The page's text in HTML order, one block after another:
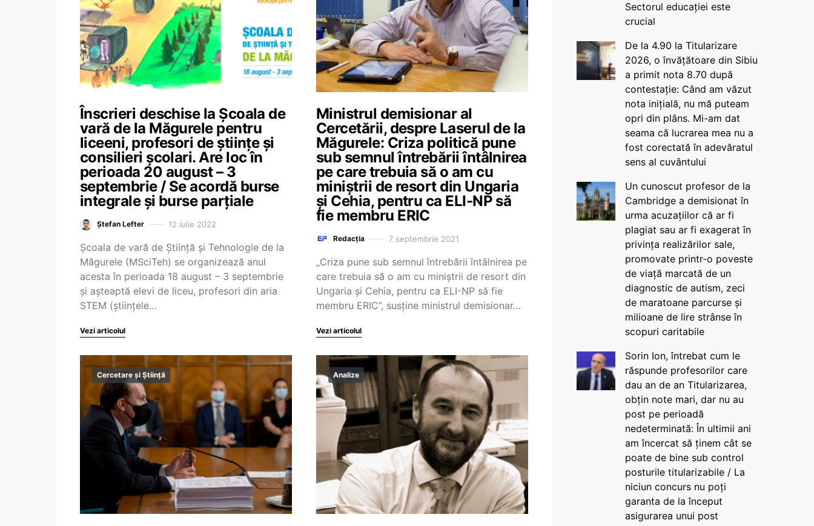
Înscrieri deschise la Școala de
vară de la Măgurele pentru
liceeni, profesori de științe și
consilieri școlari. Are loc în
perioada 20 august – 3
septembrie / Se acordă burse
integrale și burse parțiale
Ștefan Lefter 12 iulie 2022
Școala de vară de Știință și Tehnologie de la
Măgurele (MSciTeh) se organizează anul
acesta în perioada 18 august – 3 septembrie
și așteaptă elevi de liceu, profesori din aria
STEM (științele…
Vezi articolul
Ministrul demisionar al
Cercetării, despre Laserul de la
Măgurele: Criza politică pune
sub semnul întrebării întâlnirea
pe care trebuia să o am cu
miniștrii de resort din Ungaria
și Cehia, pentru ca ELI-NP să
fie membru ERIC
Redacția 7 septembrie 2021
„Criza pune sub semnul întrebării întâlnirea pe
care trebuia să o am cu miniștrii de resort din
Ungaria și Cehia, pentru ca ELI-NP să fie
membru ERIC”, susține ministrul demisionar…
Vezi articolul
Cercetare și Știință Analize
Sectorul educației este
crucial
De la 4.90 la Titularizare
2026, o învățătoare din Sibiu
a primit nota 8.70 după
contestație: Când am văzut
nota inițială, nu mă puteam
opri din plâns. Mi-am dat
seama că lucrarea mea nu a
fost corectată în adevăratul
sens al cuvântului
Un cunoscut profesor de la
Cambridge a demisionat în
urma acuzațiilor că ar fi
plagiat sau ar fi exagerat în
privința realizărilor sale,
promovate printr-o poveste
de viață marcată de un
diagnostic de autism, zeci
de maratoane parcurse și
milioane de lire strânse în
scopuri caritabile
Sorin Ion, întrebat cum le
răspunde profesorilor care
dau an de an Titularizarea,
obțin note mari, dar nu au
post pe perioadă
nedeterminată: În ultimii ani
am încercat să ținem cât se
poate de bine sub control
posturile titularizabile / La
niciun concurs nu poți
garanta de la început
asigurarea unui post